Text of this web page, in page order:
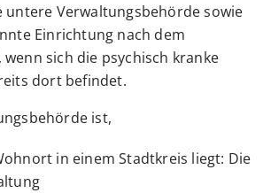
untere Verwaltungsbehörde sowie
Einrichtung nach dem
wenn sich die psychisch kranke
dort befindet.
ist,
in einem Stadtkreis liegt: Die